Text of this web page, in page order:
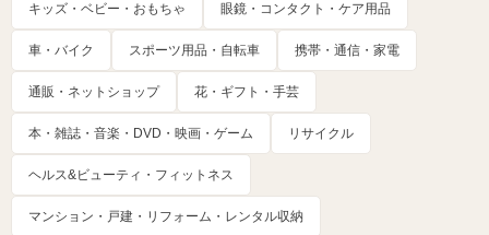
キッズ・ベビー・おもちゃ 眼鏡・コンタクト・ケア用品
車・バイク スポーツ用品・自転車 携帯・通信・家電
通販・ネットショップ 花・ギフト・手芸
本・雑誌・音楽・DVD・映画・ゲーム リサイクル
ヘルス&ビューティ・フィットネス
マンション・戸建・リフォーム・レンタル収納